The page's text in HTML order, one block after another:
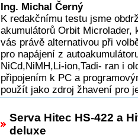
Ing. Michal Černý
K redakčnímu testu jsme
akumulátorů Orbit Microlader,
vás právě alternativou při
pro napájení z
NiCd,NiMH,Li-ion,Tadi- ran i
připojením k PC a
použít jako zdroj žhavení pro
Serva Hitec HS-422 a
deluxe